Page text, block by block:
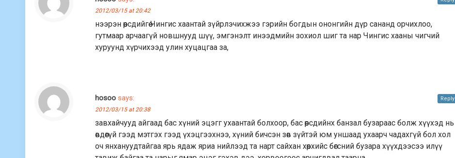
2012/03/15 at 20:42
нээрэн өөрсдийгөө Чингис хаантай зүйрлэчихжээ гэрийн богдын ононгийн дүр сананд орчихлоо,
гутмаар арчаагүй новшнууд шүү, эмгэнэлт инээдмийн зохиол шиг та нар Чингис хааны чигчий
хуруунд хүрчихээд улин хуцацгаа за,
hosoo says:
2012/03/15 at 20:38
завхайчууд айгаад бас хүний эцэгг ухаантай болхоор, бас өөрсдийнх банзал бузараас болж хүүхэд нь
өвдөөгүй гээд мэтгэх гээд үхэцгээхнээ, хүний бичсэн зөв зүйтэй юм уншаад ухаарч чадахгүй бол хол
оч янхануудтайгаа ярь ядаж яриа нийлээд та нарт сайхан хөөрхийс бөгсний бузара хүүхдээсээ илүү
Reply